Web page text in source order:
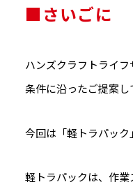
■さいごに
ハンズクラフトライ
条件に沿ったご提案し
今回は「軽トラパック
軽トラパックは、作